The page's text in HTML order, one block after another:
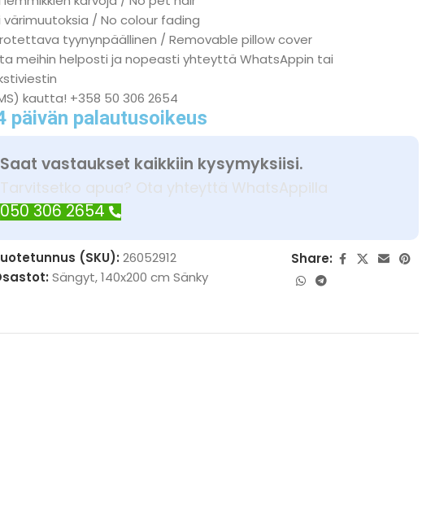
värimuutoksia / No colour fading
tyynynpäällinen / Removable pillow cover
meihin helposti ja nopeasti yhteyttä WhatsAppin tai
kautta! +358 50 306 2654
päivän palautusoikeus
Saat vastaukset kaikkiin kysymyksiisi.
Tarvitsetko apua? Ota yhteyttä WhatsAppilla
050 306 2654
(SKU):26052912
Sängyt,140x200 cm Sänky
Share: